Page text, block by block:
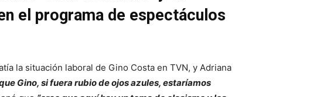
el programa de espectáculos
la situación laboral de Gino Costa en TVN, y Adriana
Gino, si fuera rubio de ojos azules, estaríamos